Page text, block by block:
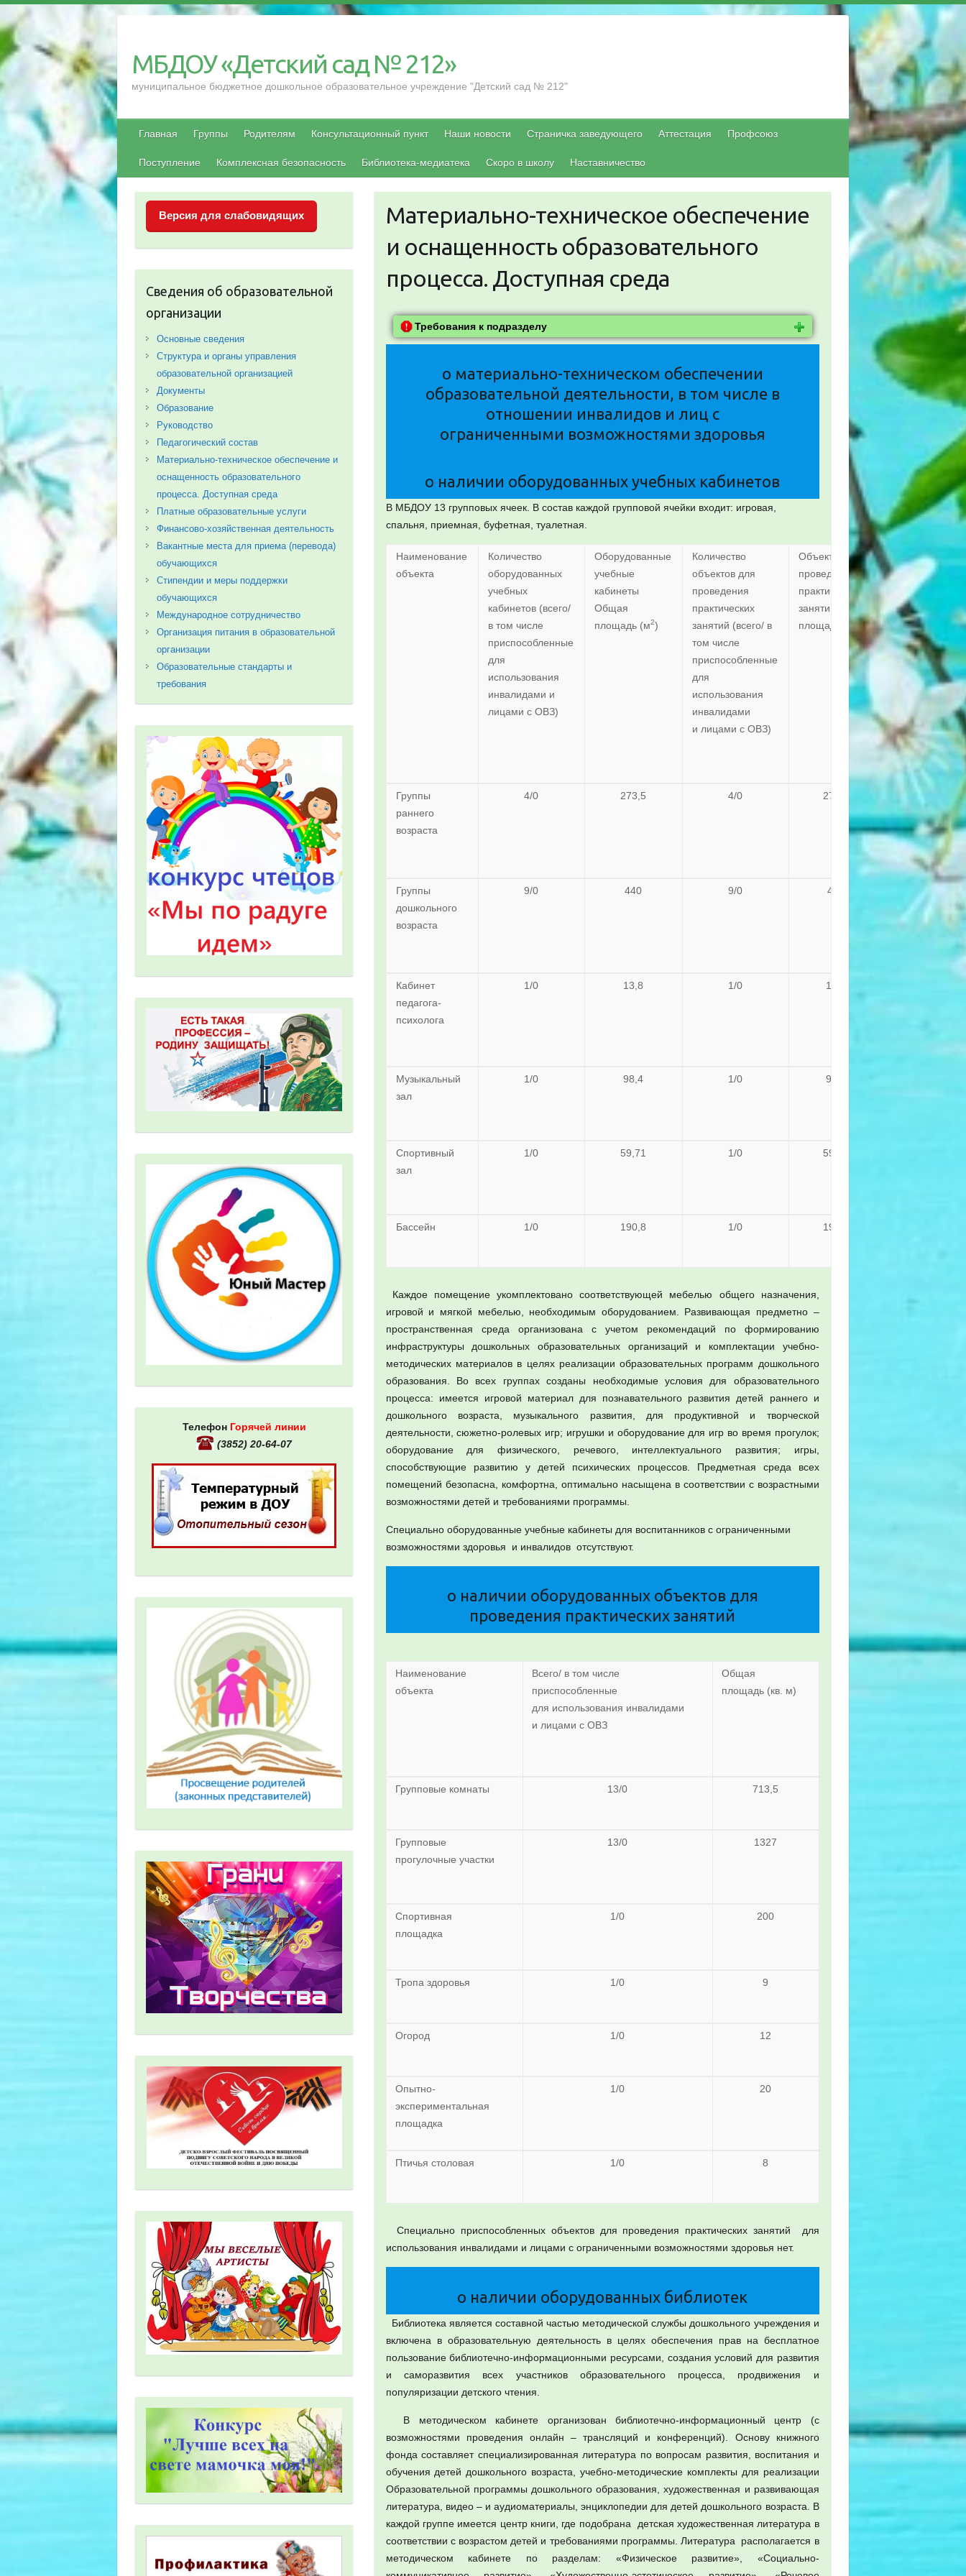
Перейти
к
содержимому
МБДОУ «Детский сад № 212»
муниципальное бюджетное дошкольное образовательное учреждение "Детский сад № 212"
Главная Группы Родителям Консультационный пункт Наши новости Страничка заведующего Аттестация Профсоюз
Поступление Комплексная безопасность Библиотека-медиатека Скоро в школу Наставничество
Материально-техническое обеспечение
и оснащенность образовательного
процесса. Доступная среда
Требования к подразделу
о материально-техническом обеспечении
образовательной деятельности, в том числе в
отношении инвалидов и лиц с
ограниченными возможностями здоровья
о наличии оборудованных учебных кабинетов
В МБДОУ 13 групповых ячеек. В состав каждой групповой ячейки входит: игровая,
спальня, приемная, буфетная, туалетная.
Наименование
объекта
Количество
оборудованных
учебных
кабинетов (всего/
в том числе
приспособленные
для
использования
инвалидами и
лицами с ОВЗ)
Оборудованные
учебные
кабинеты
Общая
площадь (м2)
Количество
объектов для
проведения
практических
занятий (всего/ в
том числе
приспособленные
для
использования
инвалидами
и лицами с ОВЗ)
Объекты для
проведения
практических
занятий.Общая
площадь (м2)
Группы
раннего
возраста
4/0 273,5 4/0 273,5
Группы
дошкольного
возраста
9/0 440 9/0 440
Кабинет
педагога-
психолога
1/0 13,8 1/0 13,8
Музыкальный
зал
1/0 98,4 1/0 98,4
Спортивный
зал
1/0 59,71 1/0 59,71
Бассейн 1/0 190,8 1/0 190,8
Каждое помещение укомплектовано соответствующей мебелью общего назначения,
игровой и мягкой мебелью, необходимым оборудованием. Развивающая предметно –
пространственная среда организована с учетом рекомендаций по формированию
инфраструктуры дошкольных образовательных организаций и комплектации учебно-
методических материалов в целях реализации образовательных программ дошкольного
образования. Во всех группах созданы необходимые условия для образовательного
процесса: имеется игровой материал для познавательного развития детей раннего и
дошкольного возраста, музыкального развития, для продуктивной и творческой
деятельности, сюжетно-ролевых игр; игрушки и оборудование для игр во время прогулок;
оборудование для физического, речевого, интеллектуального развития; игры,
способствующие развитию у детей психических процессов. Предметная среда всех
помещений безопасна, комфортна, оптимально насыщена в соответствии с возрастными
возможностями детей и требованиями программы.
Специально оборудованные учебные кабинеты для воспитанников с ограниченными
возможностями здоровья и инвалидов отсутствуют.
о наличии оборудованных объектов для
проведения практических занятий
Наименование
объекта
Всего/ в том числе
приспособленные
для использования инвалидами
и лицами с ОВЗ
Общая
площадь (кв. м)
Групповые комнаты 13/0 713,5
Групповые
прогулочные участки
13/0 1327
Спортивная
площадка
1/0 200
Тропа здоровья 1/0 9
Огород 1/0 12
Опытно-
экспериментальная
площадка
1/0 20
Птичья столовая 1/0 8
Специально приспособленных объектов для проведения практических занятий для
использования инвалидами и лицами с ограниченными возможностями здоровья нет.
о наличии оборудованных библиотек
Библиотека является составной частью методической службы дошкольного учреждения и
включена в образовательную деятельность в целях обеспечения прав на бесплатное
пользование библиотечно-информационными ресурсами, создания условий для развития
и саморазвития всех участников образовательного процесса, продвижения и
популяризации детского чтения.
В методическом кабинете организован библиотечно-информационный центр (с
возможностями проведения онлайн – трансляций и конференций). Основу книжного
фонда составляет специализированная литература по вопросам развития, воспитания и
обучения детей дошкольного возраста, учебно-методические комплекты для реализации
Образовательной программы дошкольного образования, художественная и развивающая
литература, видео – и аудиоматериалы, энциклопедии для детей дошкольного возраста. В
каждой группе имеется центр книги, где подобрана детская художественная литература в
соответствии с возрастом детей и требованиями программы. Литература располагается в
методическом кабинете по разделам: «Физическое развитие», «Социально-
Версия для слабовидящих
Сведения об образовательной
организации
Основные сведения
Структура и органы управления
образовательной организацией
Документы
Образование
Руководство
Педагогический состав
Материально-техническое обеспечение и
оснащенность образовательного
процесса. Доступная среда
Платные образовательные услуги
Финансово-хозяйственная деятельность
Вакантные места для приема (перевода)
обучающихся
Стипендии и меры поддержки
обучающихся
Международное сотрудничество
Организация питания в образовательной
организации
Образовательные стандарты и
требования
Телефон Горячей линии
(3852) 20-64-07